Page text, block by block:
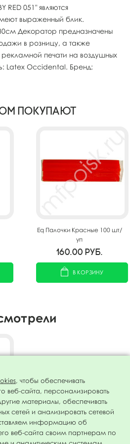
RED 051" являются
выраженный блик.
Декоратор предназначены
в розницу, а также
рекламной печати на воздушных
Latex Occidental. Бренд:
покупают
Eq Палочки Красные 100 шт/
уп
160.00 руб.
В КОРЗИНУ
, чтобы обеспечивать
веб-сайта, персонализировать
материалы, обеспечивать
сетей и анализировать сетевой
информацию об
веб-сайта своим партнерам по